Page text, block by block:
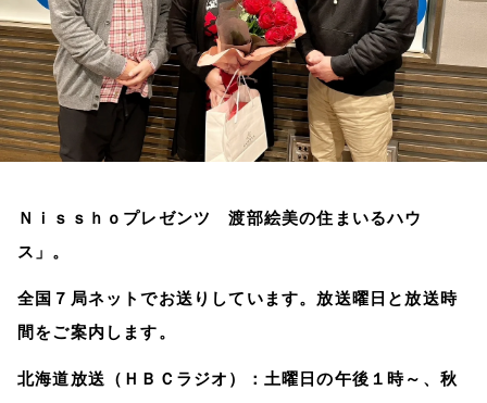
Ｎｉｓｓｈｏプレゼンツ 渡部絵美の住まいるハウ
ス」。
全国７局ネットでお送りしています。放送曜日と放送時
間をご案内します。
北海道放送（ＨＢＣラジオ）：土曜日の午後１時～、秋